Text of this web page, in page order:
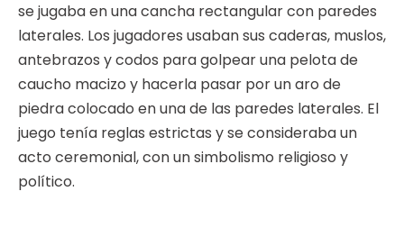
se jugaba en una cancha rectangular con paredes
laterales. Los jugadores usaban sus caderas, muslos,
antebrazos y codos para golpear una pelota de
caucho macizo y hacerla pasar por un aro de
piedra colocado en una de las paredes laterales. El
juego tenía reglas estrictas y se consideraba un
acto ceremonial, con un simbolismo religioso y
político.